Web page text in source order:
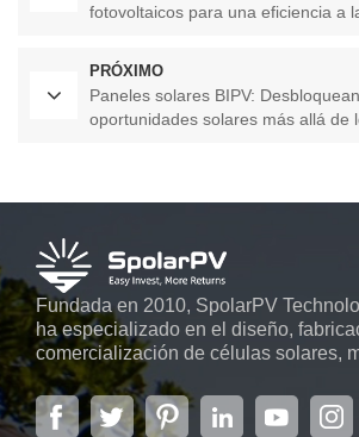
fotovoltaicos para una eficiencia a
PRÓXIMO
Paneles solares BIPV:
oportunidades solares más allá de
Fundada en 2010, SpolarPV
ha especializado en el diseño,
comercialización de células solares,
y sistemas de energía solar. La
la capital de la provincia de Jiangsu,
superficie de 6.000 m2, cuenta con